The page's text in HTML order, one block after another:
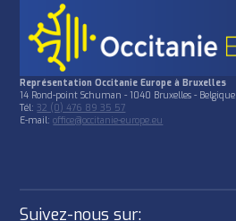
Représentation Occitanie Europe à Bruxelles
14 Rond-point Schuman - 1040 Bruxelles - Belgique
Tél:32 (0) 476 89 35 57
E-mail:office@occitanie-europe.eu
Suivez-nous sur: